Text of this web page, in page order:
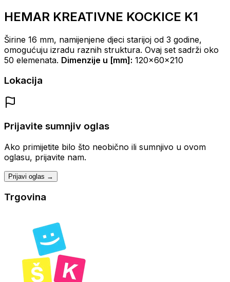
HEMAR KREATIVNE KOCKICE K1
Širine 16 mm, namijenjene djeci starijoj od 3 godine,
omogućuju izradu raznih struktura. Ovaj set sadrži oko
50 elemenata. Dimenzije u [mm]: 120x60x210
Lokacija
Prijavite sumnjiv oglas
Ako primijetite bilo što neobično ili sumnjivo u ovom
oglasu, prijavite nam.
Prijavi oglas →
Trgovina